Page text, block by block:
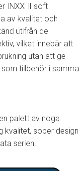
INXX II soft
av kvalitet och
utifrån de
vilket innebär att
utan att ge
tillbehör i samma
palett av noga
kvalitet, sober design
serien.